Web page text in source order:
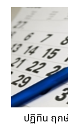
ปฏิทิน ฤก